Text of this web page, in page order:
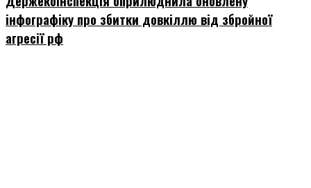
інфографіку про збитки довкіллю від збройної
агресії рф